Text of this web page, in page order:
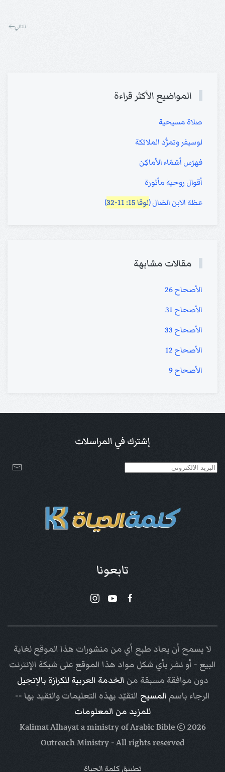
التالي
المواضيع الأكثر قراءة
صلاة مسيحية
لوسيفر وتمرُّد الملائكة
فهرَس أسْمَاء الأماكِن
أقوال روحية مأثورة
عظة الابن الضال (لوقا 15: 11-32 )
مقالات مشابهة
الأصحاح 26
الأصحاح 31
الأصحاح 33
الأصحاح 12
الأصحاح 9
إشترك في المراسلات
تابعونا
لا يسمح أن يعاد طبع أي من منشورات هذا الموقع لغاية
البيع - أو نشر بأي شكل مواد هذا الموقع على شبكة الإنترنت
دون موافقة مسبقة من الخدمة العربية للكرازة بالإنجيل
الرجاء باسم المسيح التقيّد بهذه التعليمات والتقيد بها --
للمزيد من المعلومات
2026
© Kalimat Alhayat a ministry of
Arabic Bible
Outreach Ministry- All rights reserved
تطبيق كلمة الحياة